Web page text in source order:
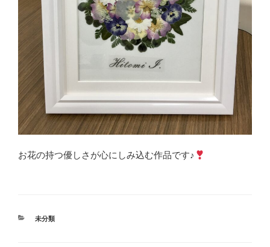
お花の持つ優しさが心にしみ込む作品です♪
カ
未分類